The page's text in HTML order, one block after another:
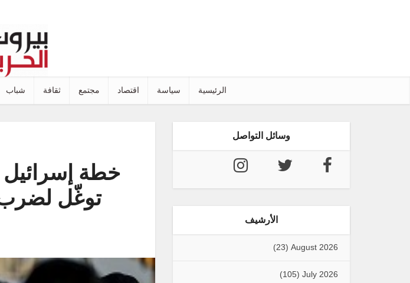
الرئيسية سياسة اقتصاد مجتمع ثقافة شباب
خطة إسرائيل
توغّل لضرب
وسائل التواصل
الأرشيف
August 2026
(23)
July 2026
(105)